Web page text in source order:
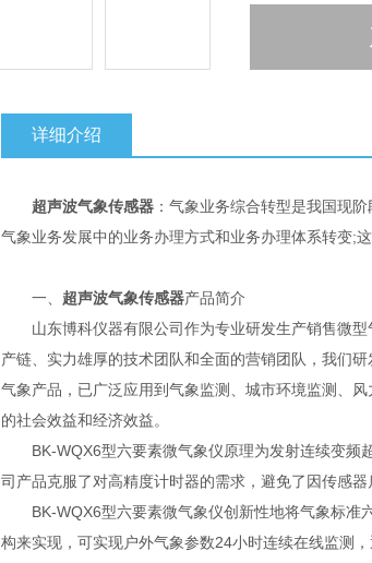
详细介绍
超声波气象传感器 ：气象业务综合转型是我国现
气象业务发展中的业务办理方式和业务办理体系转变;
一、 超声波气象传感器产品简介
山东博科仪器有限公司作为专业研发生产销售微型
产链、实力雄厚的技术团队和全面的营销团队，我们
气象产品，已广泛应用到气象监测、城市环境监测、
的社会效益和经济效益。
BK-WQX6型六要素微气象仪原理为发射连续变频
司产品克服了对高精度计时器的需求，避免了因传感
BK-WQX6型六要素微气象仪创新性地将气象标准
构来实现，可实现户外气象参数24小时连续在线监测